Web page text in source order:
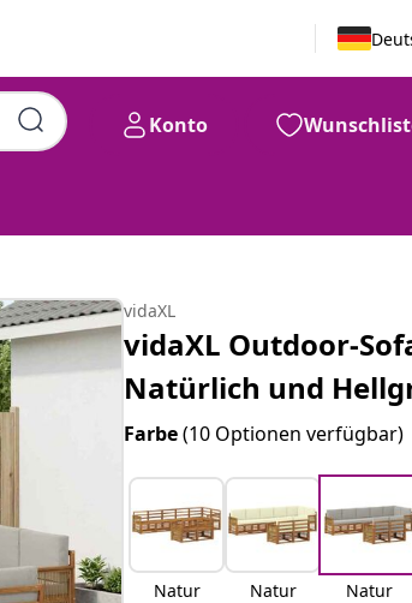
Konto
vidaXL
vidaXL Outdoor-
Natürlich und
Farbe(10 Optionen verfügbar)
Natur
Natur
Natur